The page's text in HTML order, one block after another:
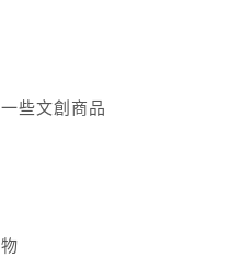
些文創商品